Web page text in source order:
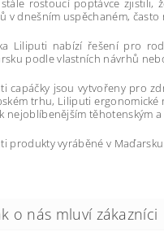
rostoucí poptávce zjistili,
v dnešním uspěchaném, často
Liliputi nabízí řešení pro
podle vlastních návrhů
capáčky jsou vytvořeny pro
trhu, Liliputi
nejoblíbenějším těhotenským
produkty vyráběné v